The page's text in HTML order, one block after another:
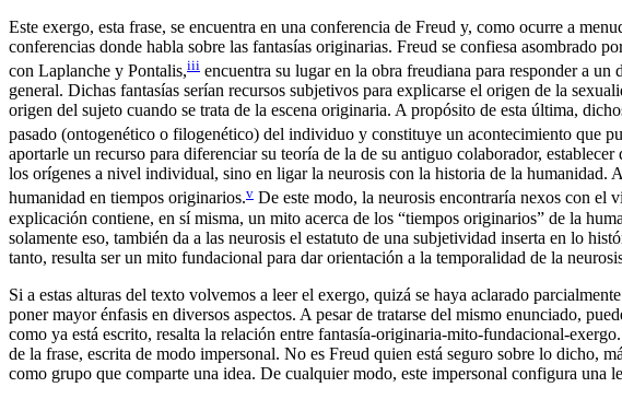
Este exergo, esta frase, se encuentra en una conferencia de Freud y, como ocurre a
conferencias donde habla sobre las fantasías originarias. Freud se confiesa asombrado
con Laplanche y Pontalis,iii encuentra su lugar en la obra freudiana para responder a un
general. Dichas fantasías serían recursos subjetivos para explicarse el origen de la
origen del sujeto cuando se trata de la escena originaria. A propósito de esta última,
pasado (ontogenético o filogenético) del individuo y constituye un acontecimiento que
aportarle un recurso para diferenciar su teoría de la de su antiguo colaborador,
los orígenes a nivel individual, sino en ligar la neurosis con la historia de la humanidad.
humanidad en tiempos originarios.v De este modo, la neurosis encontraría nexos con el
explicación contiene, en sí misma, un mito acerca de los “tiempos originarios” de la
solamente eso, también da a las neurosis el estatuto de una subjetividad inserta en lo
tanto, resulta ser un mito fundacional para dar orientación a la temporalidad de la
Si a estas alturas del texto volvemos a leer el exergo, quizá se haya aclarado
poner mayor énfasis en diversos aspectos. A pesar de tratarse del mismo enunciado,
como ya está escrito, resalta la relación entre fantasía-originaria-mito-fundacional-
de la frase, escrita de modo impersonal. No es Freud quien está seguro sobre lo dicho,
como grupo que comparte una idea. De cualquier modo, este impersonal configura una